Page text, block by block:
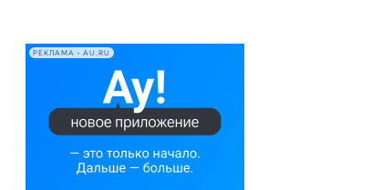
РЕКЛАМА • AU.RU